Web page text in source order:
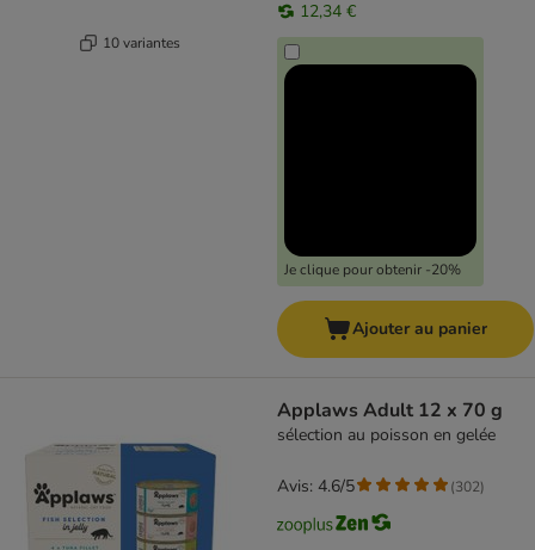
10 variantes
12,34 €
Je clique pour obtenir -20%
Ajouter au panier
Applaws Adult 12 x 70 g
sélection au poisson en gelée
Avis: 4.6/5 (302)